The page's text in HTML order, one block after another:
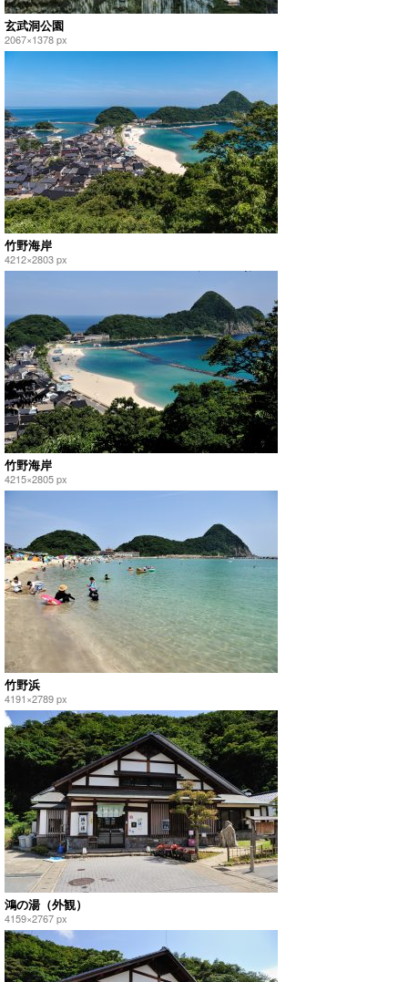
玄武洞公園
2067×1378 px
竹野海岸
4212×2803 px
竹野海岸
4215×2805 px
竹野浜
4191×2789 px
鴻の湯（外観）
4159×2767 px